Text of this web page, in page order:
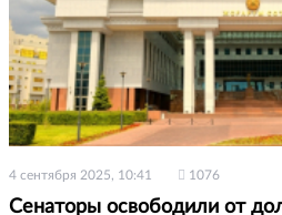
4 сентября 2025, 10:41 1076
Сенаторы освободили от